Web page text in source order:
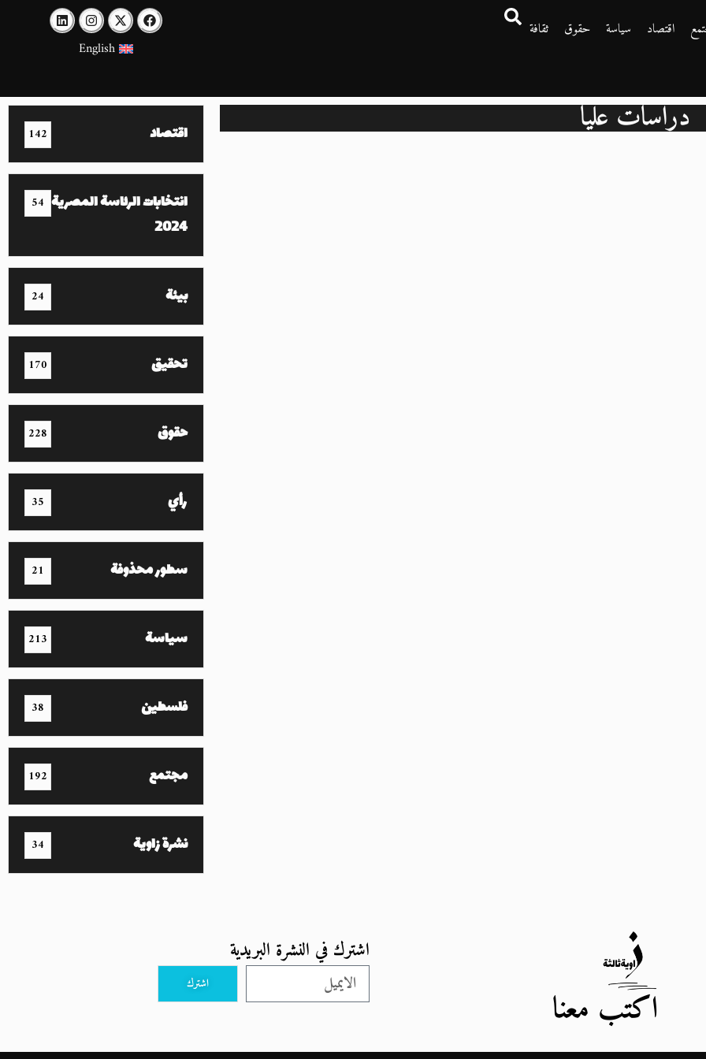
اقتصاد سياسة حقوق
ثقافة
English
دراسات عليا اقتصاد 142
انتخابات الرئاسة المصرية
2024
54
بيئة 24
تحقيق 170
حقوق 228
رأي 35
سطور محذوفة 21
سياسة 213
فلسطين 38
مجتمع 192
نشرة زاوية 34
اكتب معنا
اشترك في النشرة البريدية
اشترك